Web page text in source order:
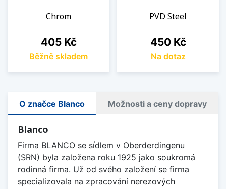
Chrom
Cena
405 Kč
Běžně skladem
PVD Steel
Cena
450 Kč
Na dotaz
O značce Blanco Možnosti a ceny dopravy
Blanco
Firma BLANCO se sídlem v Oberderdingenu
(SRN) byla založena roku 1925 jako soukromá
rodinná firma. Už od svého založení se firma
specializovala na zpracování nerezových